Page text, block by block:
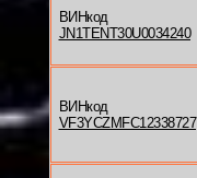
ВИНкод
JN1TENT30U0034240
ВИНкод
VF3YCZMFC12338727